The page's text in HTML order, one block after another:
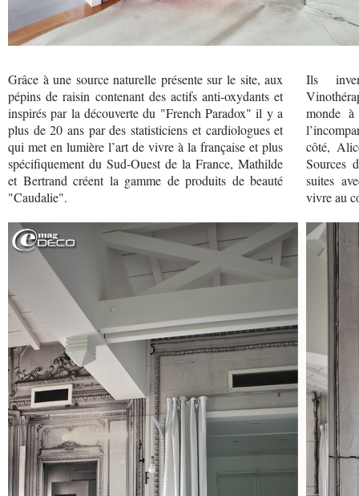
Grâce à une source naturelle présente sur le site, aux
pépins de raisin contenant des actifs anti-oxydants et
inspirés par la découverte du "French Paradox" il y a
plus de 20 ans par des statisticiens et cardiologues et
qui met en lumière l’art de vivre à la française et plus
spécifiquement du Sud-Ouest de la France, Mathilde
et Bertrand créent la gamme de produits de beauté
"Caudalie".
Ils
monde
côté,
Sources
suites
vivre au